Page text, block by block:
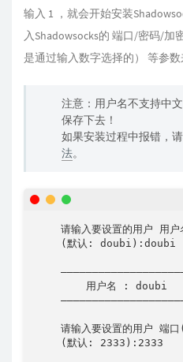
输入 1 ，就会开始安装
入Shadowsocks的 端口/密码/
是通过输入数字选择的） 等参数
注意：用户名不支持中
保存下去！
如果安装过程中报错，
法。
请输入要设置的用户 用
    (默认: doubi):doubi
        用户名 : doubi
请输入要设置的用户 端口
    (默认: 2333):2333